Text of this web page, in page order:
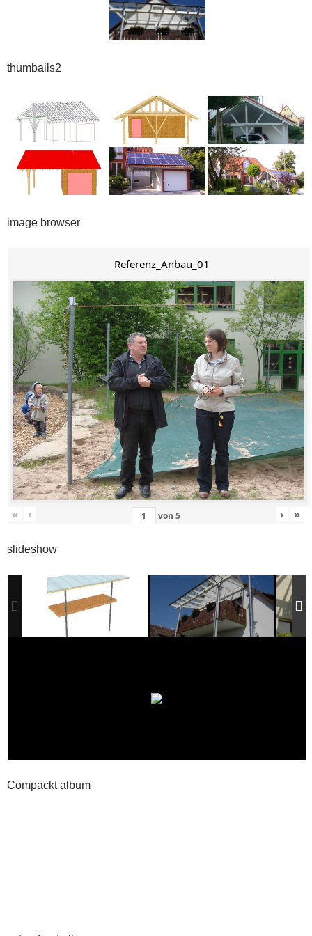
thumbails2
image browser
Referenz_Anbau_01
« ‹ von 5 › »
slideshow
Compackt album